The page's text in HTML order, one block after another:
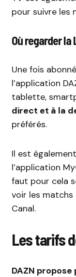
pour suivre les
Où regarder la
Une fois
l’application
tablette,
direct et à la
préférés.
Il est
l’application
faut pour cela
voir les matchs
Canal.
Les tarifs
DAZN